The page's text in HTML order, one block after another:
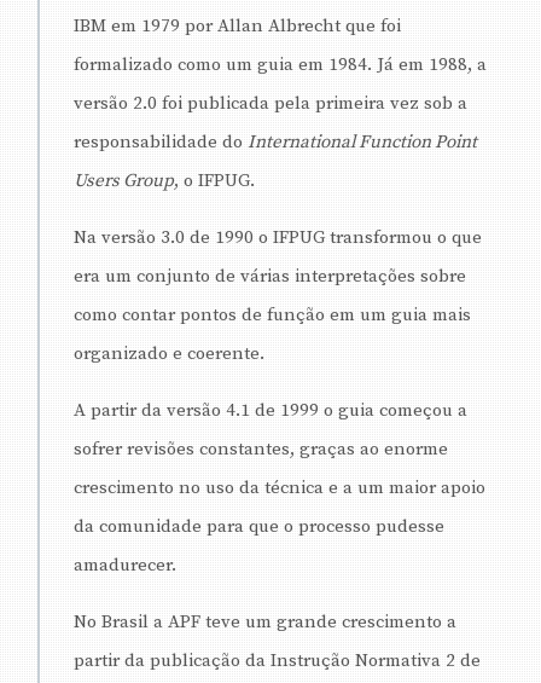
IBM em 1979 por Allan Albrecht que foi
formalizado como um guia em 1984. Já em 1988, a
versão 2.0 foi publicada pela primeira vez sob a
responsabilidade do International Function Point
Users Group, o IFPUG.
Na versão 3.0 de 1990 o IFPUG transformou o que
era um conjunto de várias interpretações sobre
como contar pontos de função em um guia mais
organizado e coerente.
A partir da versão 4.1 de 1999 o guia começou a
sofrer revisões constantes, graças ao enorme
crescimento no uso da técnica e a um maior apoio
da comunidade para que o processo pudesse
amadurecer.
No Brasil a APF teve um grande crescimento a
partir da publicação da Instrução Normativa 2 de